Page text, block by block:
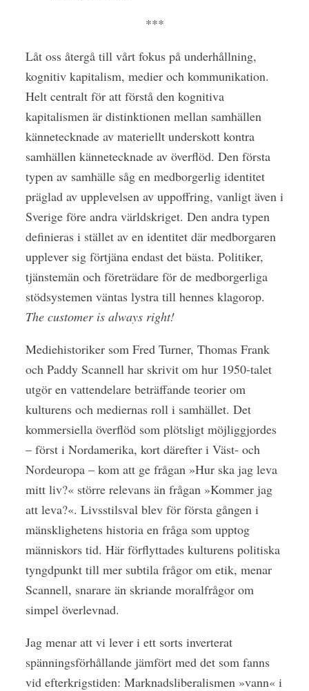
***
Låt oss återgå till vårt fokus på underhållning,
kognitiv kapitalism, medier och kommunikation.
Helt centralt för att förstå den kognitiva
kapitalismen är distinktionen mellan samhällen
kännetecknade av materiellt underskott kontra
samhällen kännetecknade av överflöd. Den första
typen av samhälle såg en medborgerlig identitet
präglad av upplevelsen av uppoffring, vanligt även i
Sverige före andra världskriget. Den andra typen
definieras i stället av en identitet där medborgaren
upplever sig förtjäna endast det bästa. Politiker,
tjänstemän och företrädare för de medborgerliga
stödsystemen väntas lystra till hennes klagorop.
The customer is always right!
Mediehistoriker som Fred Turner, Thomas Frank
och Paddy Scannell har skrivit om hur 1950-talet
utgör en vattendelare beträffande teorier om
kulturens och mediernas roll i samhället. Det
kommersiella överflöd som plötsligt möjliggjordes
– först i Nordamerika, kort därefter i Väst- och
Nordeuropa – kom att ge frågan »Hur ska jag leva
mitt liv?« större relevans än frågan »Kommer jag
att leva?«. Livsstilsval blev för första gången i
mänsklighetens historia en fråga som upptog
människors tid. Här förflyttades kulturens politiska
tyngdpunkt till mer subtila frågor om etik, menar
Scannell, snarare än skriande moralfrågor om
simpel överlevnad.
Jag menar att vi lever i ett sorts inverterat
spänningsförhållande jämfört med det som fanns
vid efterkrigstiden: Marknadsliberalismen »vann« i